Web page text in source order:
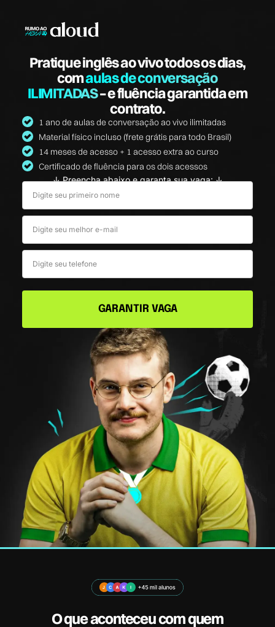
Pratique inglês ao vivo todos os dias,
comaulas de conversação
ILIMITADAS– e fluência garantida em
contrato.
1 ano de aulas de conversação ao vivo ilimitadas
Material físico incluso (frete grátis para todo Brasil)
14 meses de acesso + 1 acesso extra ao curso
Certificado de fluência para os dois acessos
↓ Preencha abaixo e garanta sua vaga: ↓
GARANTIR VAGA
O que aconteceu com quem